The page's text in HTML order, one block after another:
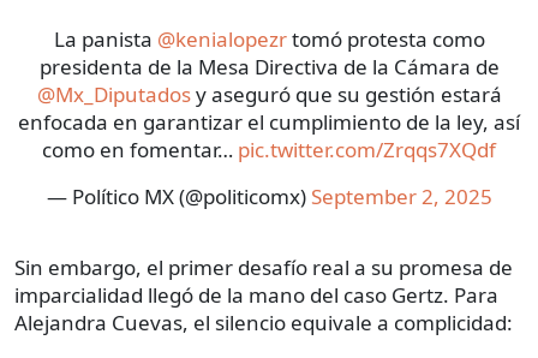
La panista @kenialopezrtomó protesta como
presidenta de la Mesa Directiva de la Cámara de
@Mx_Diputadosy aseguró que su gestión estará
enfocada en garantizar el cumplimiento de la ley, así
como en fomentar… pic.twitter.com/Zrqqs7XQdf
— Político MX (@politicomx) September 2, 2025
Sin embargo, el primer desafío real a su promesa de
imparcialidad llegó de la mano del caso Gertz. Para
Alejandra Cuevas, el silencio equivale a complicidad: